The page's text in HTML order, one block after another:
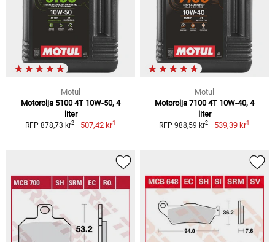
Motul
Motorolja 5100 4T 10W-50, 4
liter
RFP 878,73 kr2 507,42 kr1
Motul
Motorolja 7100 4T 10W-40, 4
liter
RFP 988,59 kr2 539,39 kr1